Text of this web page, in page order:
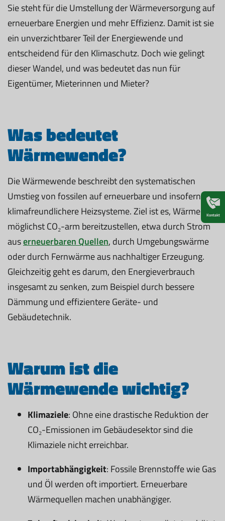
Sie steht für die Umstellung der Wärmeversorgung auf
erneuerbare Energien und mehr Effizienz. Damit ist sie
ein unverzichtbarer Teil der Energiewende und
entscheidend für den Klimaschutz. Doch wie gelingt
dieser Wandel, und was bedeutet das nun für
Eigentümer, Mieterinnen und Mieter?
Was bedeutet
Wärmewende?
Die Wärmewende beschreibt den systematischen
Umstieg von fossilen auf erneuerbare und insofern
klimafreundlichere Heizsysteme. Ziel ist es, Wärme
möglichst CO₂-arm bereitzustellen, etwa durch Strom
auserneuerbaren Quellen, durch Umgebungswärme
oder durch Fernwärme aus nachhaltiger Erzeugung.
Gleichzeitig geht es darum, den Energieverbrauch
insgesamt zu senken, zum Beispiel durch bessere
Dämmung und effizientere Geräte- und
Gebäudetechnik.
Warum ist die
Wärmewende wichtig?
Klimaziele: Ohne eine drastische Reduktion der
CO₂-Emissionen im Gebäudesektor sind die
Klimaziele nicht erreichbar.
Importabhängigkeit: Fossile Brennstoffe wie Gas
und Öl werden oft importiert. Erneuerbare
Wärmequellen machen unabhängiger.
Kontakt